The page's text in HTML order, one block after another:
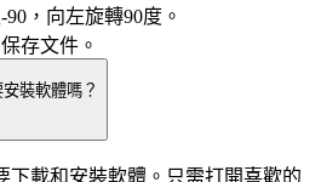
，向左旋轉90度。
存文件。
裝軟體嗎？
下載和安裝軟體。只需打開喜歡的